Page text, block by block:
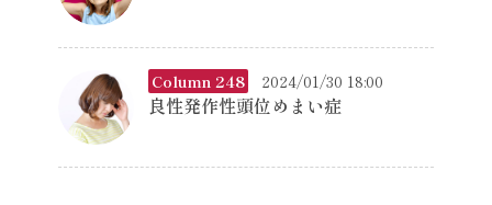
Column 248 2024/01/30 18:00
良性発作性頭位めまい症